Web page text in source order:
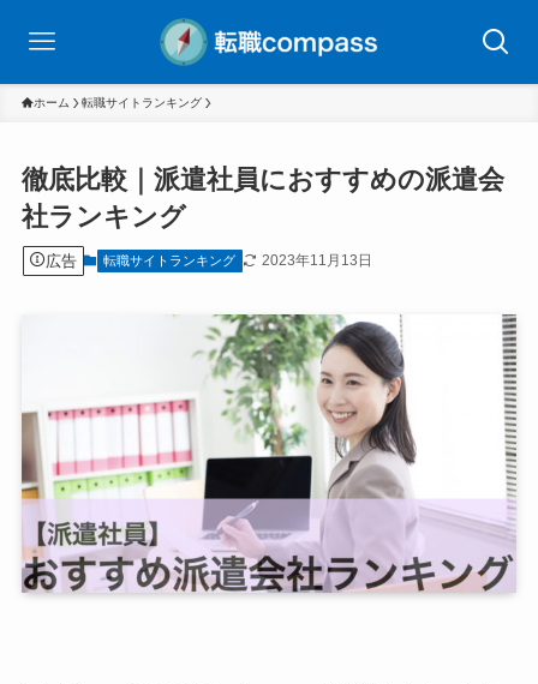
ホーム 転職サイトランキング
徹底比較｜派遣社員におすすめの派遣会
社ランキング
広告 転職サイトランキング 2023年11月13日